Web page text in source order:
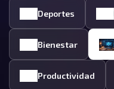
Deportes
Bienestar
Productividad